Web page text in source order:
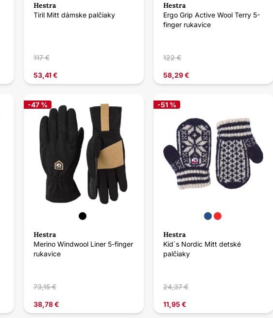
Hestra
Tiril Mitt dámske palčiaky
117 €
53,41 €
Hestra
Ergo Grip Active Wool Terry 5-
finger rukavice
122 €
58,29 €
-47 %
Hestra
Merino Windwool Liner 5-finger
rukavice
73,15 €
38,78 €
-51 %
Hestra
Kid´s Nordic Mitt detské
palčiaky
24,37 €
11,95 €